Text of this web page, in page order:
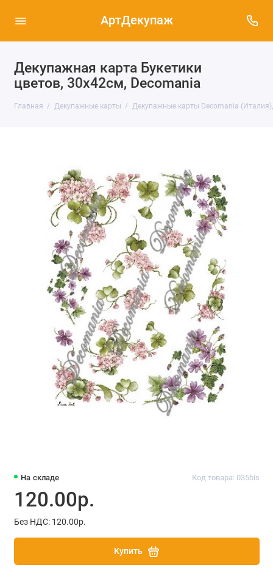
АртДекупаж
Декупажная карта Букетики
цветов, 30х42см, Decomania
Главная Декупажные карты Декупажные карты Decomania
На складе Код товара: 035bis
120.00р.
Без НДС: 120.00р.
Купить